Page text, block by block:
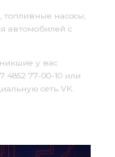
топливные насосы,
автомобилей с
у вас
4852 77-00-10 или
сеть VK.